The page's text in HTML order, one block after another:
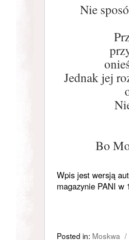
Nie
Jednak jej
Bo
Wpis jest wersją
magazynie PANI w
Posted in: Moskwa /